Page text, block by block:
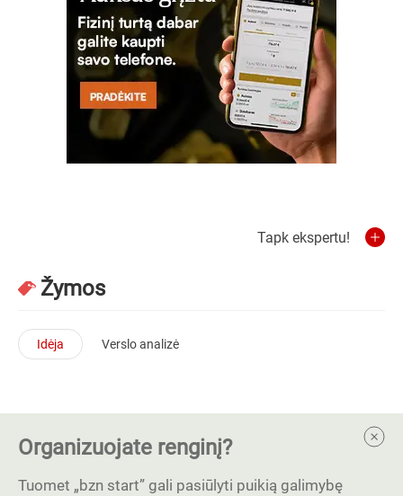
Tapk ekspertu!
Žymos
Idėja Verslo analizė
Organizuojate renginį?
Tuomet „bzn start” gali pasiūlyti puikią galimybę